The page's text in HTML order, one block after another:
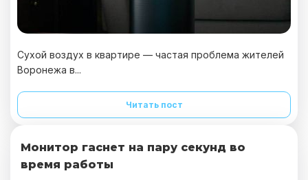
Сухой воздух в квартире — частая проблема жителей
Воронежа в...
Читать пост
Монитор гаснет на пару секунд во
время работы